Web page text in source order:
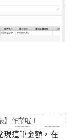
作業喔！
現這筆金額，在